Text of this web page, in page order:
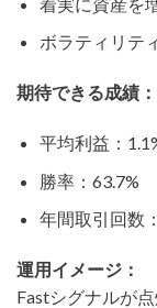
ボラティリテ
期待できる成績：
平均利益：
勝率：63.7%
年間取引回数
運用イメージ：
Fastシグナルが